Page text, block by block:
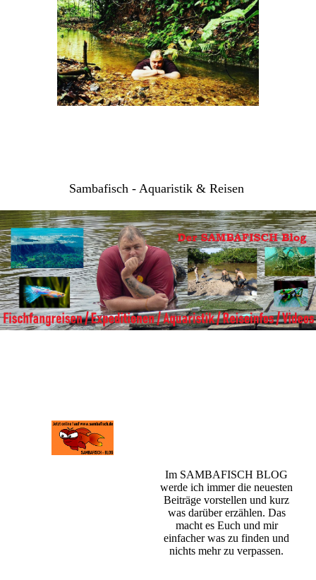
Sambafisch - Aquaristik & Reisen
Im SAMBAFISCH BLOG
werde ich immer die neuesten
Beiträge vorstellen und kurz
was darüber erzählen. Das
macht es Euch und mir
einfacher was zu finden und
nichts mehr zu verpassen.